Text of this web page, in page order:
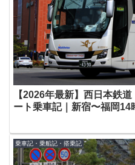
【2026年最新】西日本鉄
ート乗車記｜新宿〜福岡
乗車記・乗船記・搭乗記